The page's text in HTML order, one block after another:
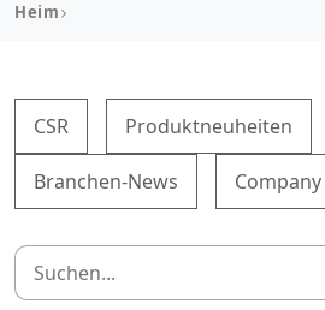
Heim
CSR Produktneuheiten
Branchen-News